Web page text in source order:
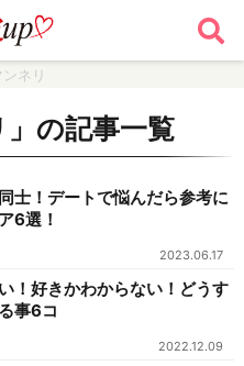
ネリ
」の記事一覧
士！デートで悩んだら参考に
6選！
2023.06.17
！好きかわからない！どうす
事6コ
2022.12.09